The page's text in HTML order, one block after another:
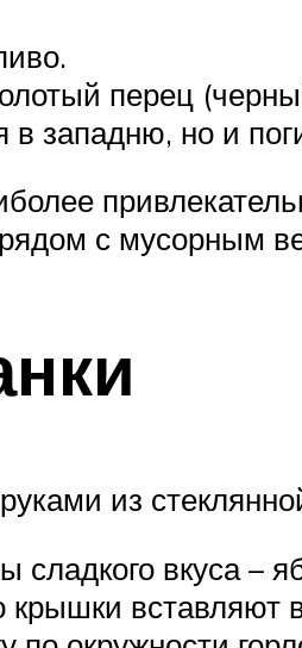
перец
в западню, но и
с мусорным
из
вкуса –
крышки